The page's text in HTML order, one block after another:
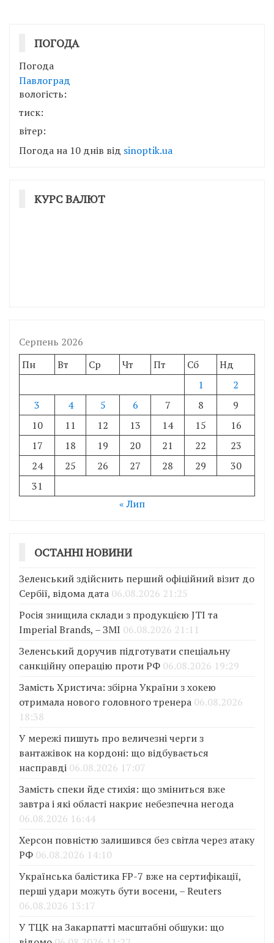
ПОГОДА
Погода
Павлоград
вологість:
тиск:
вітер:
Погода на 10 днів від sinoptik.ua
КУРС ВАЛЮТ
Серпень 2026
Пн
Вт Ср Чт Пт Сб
Нд
1
2
3
4 5 6 7 8
9
10
11 12 13 14 15
16
17
18 19 20 21 22
23
24
25 26 27 28 29
30
31
« Лип
ОСТАННІ НОВИНИ
Зеленський здійснить перший офіційний візит до
Сербії, відома дата 06.08.2026 21:25
Росія знищила склади з продукцією JTI та
Imperial Brands, – ЗМІ 06.08.2026 21:11
Зеленський доручив підготувати спеціальну
санкційну операцію проти РФ 06.08.2026 19:29
Замість Христича: збірна України з хокею
отримала нового головного тренера 06.08.2026
18:38
У мережі пишуть про величезні черги з
вантажівок на кордоні: що відбувається
насправді 06.08.2026 17:07
Замість спеки йде стихія: що зміниться вже
завтра і які області накриє небезпечна негода
06.08.2026 16:44
Херсон повністю залишився без світла через атаку
РФ 06.08.2026 14:10
Українська балістика FP-7 вже на сертифікації,
перші удари можуть бути восени, – Reuters
06.08.2026 13:17
У ТЦК на Закарпатті масштабні обшуки: що